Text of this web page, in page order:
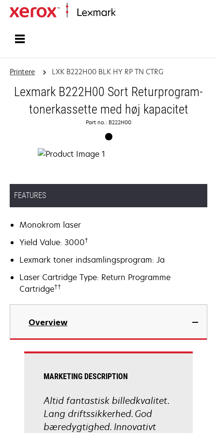
Printere LXK B222H00 BLK HY RP TN CTRG
Lexmark B222H00 Sort Returprogram-
tonerkassette med høj kapacitet
Part no.: B222H00
FEATURES
Monokrom laser
Yield Value: 3000†
Lexmark toner indsamlingsprogram: Ja
Laser Cartridge Type: Return Programme
Cartridge††
Overview
MARKETING DESCRIPTION
Altid fantastisk billedkvalitet.
Lang driftssikkerhed. God
bæredygtighed. Innovativt